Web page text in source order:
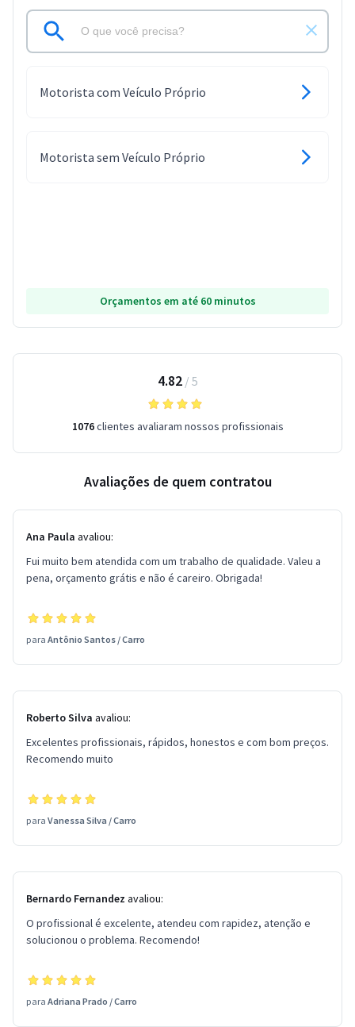
Motorista com Veículo Próprio
Motorista sem Veículo Próprio
Orçamentos em até 60 minutos
4.82/ 5
1076clientes avaliaram nossos profissionais
Avaliações de quem contratou
Ana Paula avaliou:
Fui muito bem atendida com um trabalho de qualidade. Valeu a
pena, orçamento grátis e não é careiro. Obrigada!
para Antônio Santos /Carro
Roberto Silva avaliou:
Excelentes profissionais, rápidos, honestos e com bom preços.
Recomendo muito
para Vanessa Silva /Carro
Bernardo Fernandez avaliou:
O profissional é excelente, atendeu com rapidez, atenção e
solucionou o problema. Recomendo!
para Adriana Prado /Carro